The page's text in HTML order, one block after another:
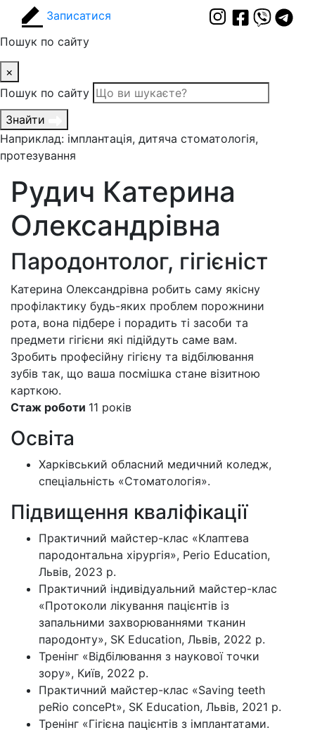
Записатися
Пошук по сайту
×
Пошук по сайту
Знайти
Наприклад: імплантація, дитяча стоматологія,
протезування
Рудич Катерина
Олександрівна
Пародонтолог, гігієніст
Катерина Олександрівна робить саму якісну
профілактику будь-яких проблем порожнини
рота, вона підбере і порадить ті засоби та
предмети гігієни які підійдуть саме вам.
Зробить професійну гігієну та відбілювання
зубів так, що ваша посмішка стане візитною
карткою.
Стаж роботи 11 років
Освіта
Харківський обласний медичний коледж,
спеціальність «Стоматологія».
Підвищення кваліфікації
Практичний майстер-клас «Клаптева
пародонтальна хірургія», Perio Education,
Львів, 2023 р.
Практичний індивідуальний майстер-клас
«Протоколи лікування пацієнтів із
запальними захворюваннями тканин
пародонту», SK Education, Львів, 2022 р.
Тренінг «Відбілювання з наукової точки
зору», Київ, 2022 р.
Практичний майстер-клас «Saving teeth
peRio concePt», SK Education, Львів, 2021 р.
Тренінг «Гігієна пацієнтів з імплантатами.